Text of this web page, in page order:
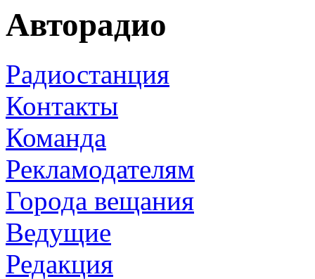
Авторадио
Радиостанция
Контакты
Команда
Рекламодателям
Города вещания
Ведущие
Редакция